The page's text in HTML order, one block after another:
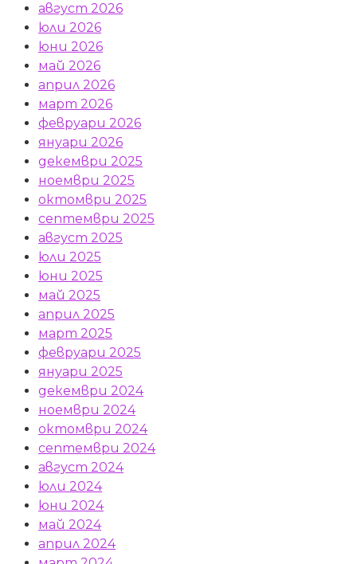
август 2026
юли 2026
юни 2026
май 2026
април 2026
март 2026
февруари 2026
януари 2026
декември 2025
ноември 2025
октомври 2025
септември 2025
август 2025
юли 2025
юни 2025
май 2025
април 2025
март 2025
февруари 2025
януари 2025
декември 2024
ноември 2024
октомври 2024
септември 2024
август 2024
юли 2024
юни 2024
май 2024
април 2024